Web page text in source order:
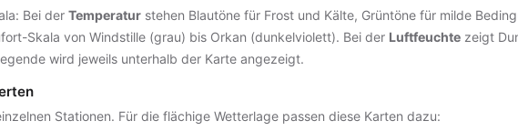
Bei der Temperatur stehen Blautöne für Frost und Kälte, Grüntöne für milde
Skala von Windstille (grau) bis Orkan (dunkelviolett). Bei der Luftfeuchte zeigt
wird jeweils unterhalb der Karte angezeigt.
Stationen. Für die flächige Wetterlage passen diese Karten dazu: